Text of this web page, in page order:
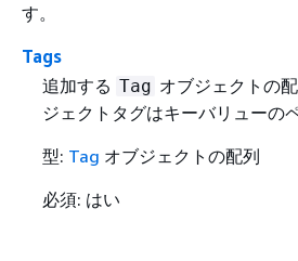
す。
Tags
追加する Tag オブジェクトの
ジェクトタグはキーバリューの
型: Tag オブジェクトの配列
必須: はい